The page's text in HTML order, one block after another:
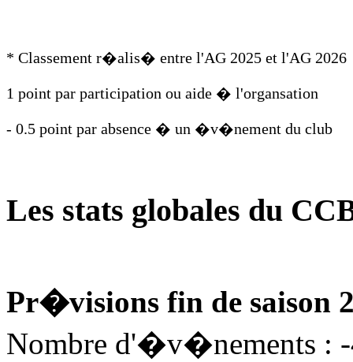
* Classement r�alis� entre l'AG 2025 et l'AG 2026
1 point par participation ou aide � l'organsation
- 0.5 point par absence � un �v�nement du club
Les stats globales du
Pr�visions fin de saison
Nombre d'�v�nements :